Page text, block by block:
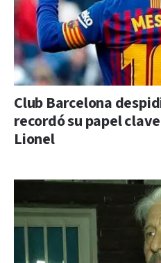
Club Barcelona
recordó su papel
Lionel